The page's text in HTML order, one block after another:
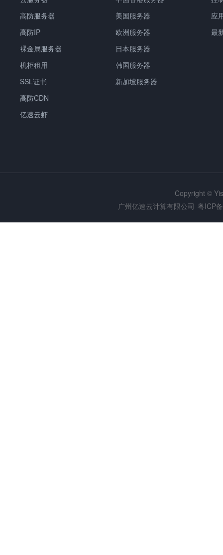
高防服务器
高防IP
裸金属服务器
机柜租用
SSL证书
高防CDN
亿速云虾
美国服务器
欧洲服务器
日本服务器
韩国服务器
新加坡服务器
应
最
Copyright ©
广州亿速云计算有限公司 粤ICP